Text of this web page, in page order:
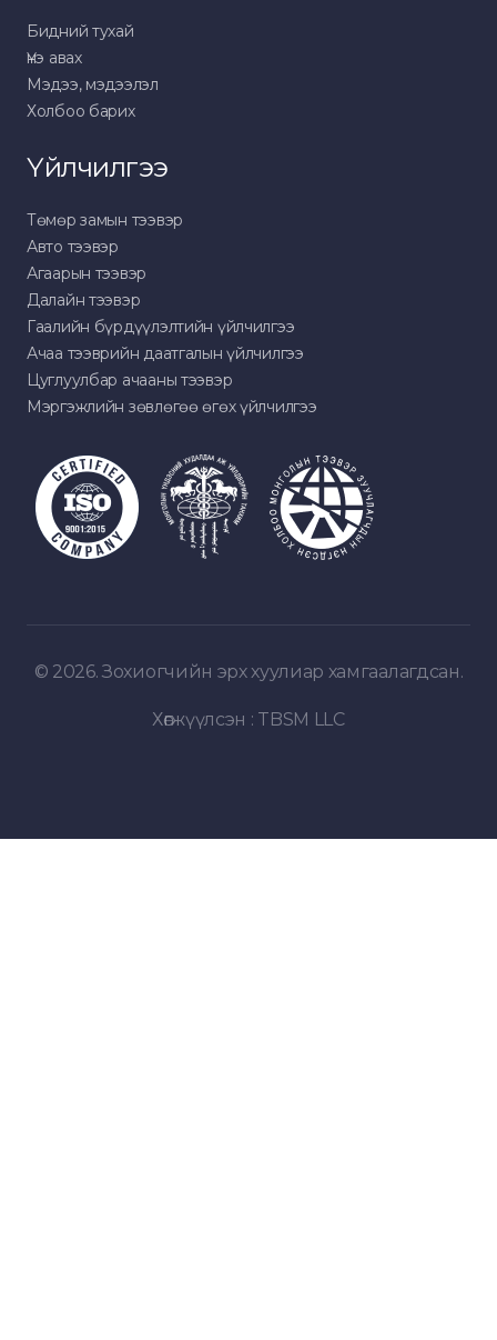
Бидний тухай
Үнэ авах
Мэдээ, мэдээлэл
Холбоо барих
Үйлчилгээ
Төмөр замын тээвэр
Авто тээвэр
Агаарын тээвэр
Далайн тээвэр
Гаалийн бүрдүүлэлтийн үйлчилгээ
Ачаа тээврийн даатгалын үйлчилгээ
Цуглуулбар ачааны тээвэр
Мэргэжлийн зөвлөгөө өгөх үйлчилгээ
© 2026. Зохиогчийн эрх хуулиар хамгаалагдсан.
Хөгжүүлсэн : TBSM LLC